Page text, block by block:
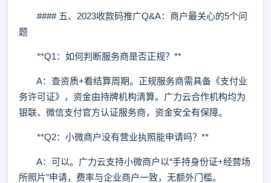
#### 五、2023收款码推广Q&A：商户最关心的5个问
题
**Q1：如何判断服务商是否正规？**
A：查资质+看结算周期。正规服务商需具备《支付业
务许可证》，资金由持牌机构清算。广力云合作机构均为
银联、微信支付官方认证服务商，资金安全有保障。
**Q2：小微商户没有营业执照能申请吗？**
A：可以。广力云支持小微商户以“手持身份证+经营场
所照片”申请，费率与企业商户一致，无额外门槛。